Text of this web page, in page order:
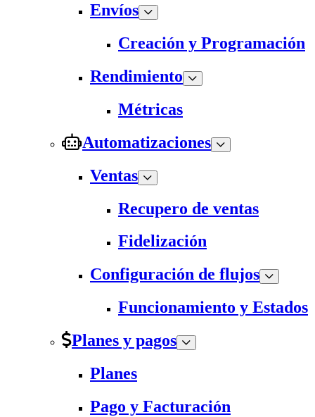
Envíos
Creación y Programación
Rendimiento
Métricas
Automatizaciones
Ventas
Recupero de ventas
Fidelización
Configuración de flujos
Funcionamiento y Estados
Planes y pagos
Planes
Pago y Facturación